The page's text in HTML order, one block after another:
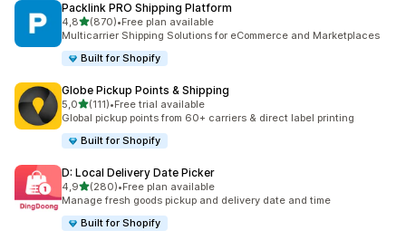
Packlink PRO Shipping Platform
4,8av 5 stjerner
(870)
Totalt 870 omtaler
•Free plan available
Multicarrier Shipping Solutions for eCommerce and Marketplaces
Built for Shopify
Globe Pickup Points & Shipping
5,0av 5 stjerner
(111)
Totalt 111 omtaler
•Free trial available
Global pickup points from 60+ carriers & direct label printing
Built for Shopify
D: Local Delivery Date Picker
4,9av 5 stjerner
(280)
Totalt 280 omtaler
•Free plan available
Manage fresh goods pickup and delivery date and time
Built for Shopify